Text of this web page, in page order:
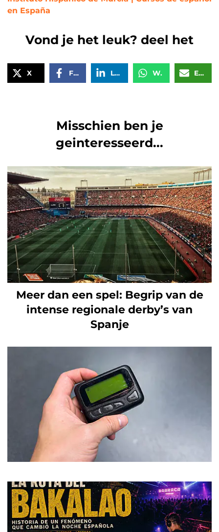
en España
Vond je het leuk? deel het
X Facebook LinkedIn WhatsApp Email
Misschien ben je
geinteresseerd...
Meer dan een spel: Begrip van de
intense regionale derby’s van
Spanje